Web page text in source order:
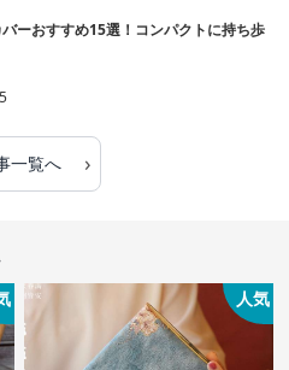
ーおすすめ15選！コンパクトに持ち歩
一覧へ ›
人気